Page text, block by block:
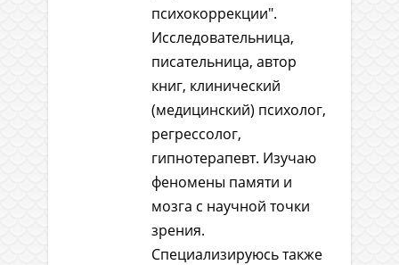
психокоррекции".
Исследовательница,
писательница, автор
книг, клинический
(медицинский) психолог,
регрессолог,
гипнотерапевт. Изучаю
феномены памяти и
мозга с научной точки
зрения.
Специализируюсь также